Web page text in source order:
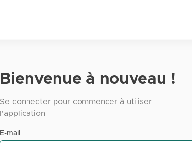
Bienvenue à nouveau !
Se connecter pour commencer à utiliser
l'application
E-mail